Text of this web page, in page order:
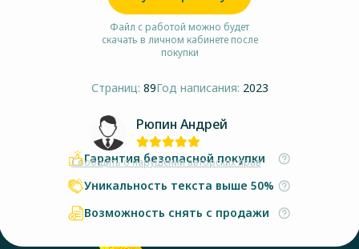
Файл с работой можно будет
скачать в личном кабинете после
покупки
Страниц: 89Год написания: 2023
Рюпин Андрей
Сообщить о нарушении авторских прав
Гарантия безопасной покупки
Уникальность текста выше 50%
Возможность снять с продажи